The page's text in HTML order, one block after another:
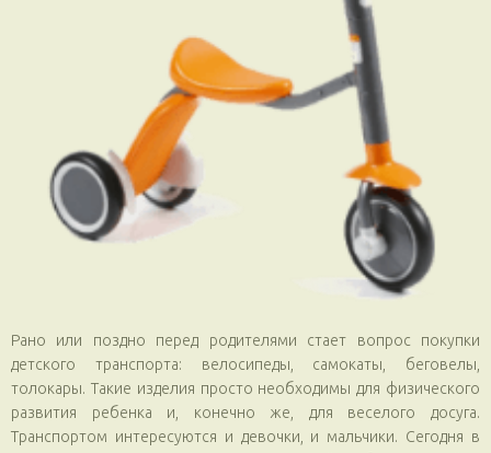
Рано или поздно перед родителями стает вопрос покупки
детского транспорта: велосипеды, самокаты, беговелы,
толокары. Такие изделия просто необходимы для физического
развития ребенка и, конечно же, для веселого досуга.
Транспортом интересуются и девочки, и мальчики. Сегодня в